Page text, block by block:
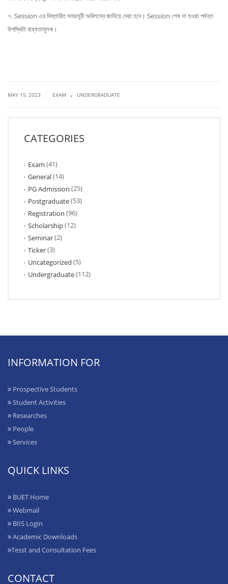
৭. Session এর বিস্তারিত সময়সূচী অবিলম্বে জানিয়ে দেয়া হবে। Session শেষ না হওয়া পর্যন্ত
উপস্থিতি বাধ্যতামূলক।
MAY 15, 2023 EXAM . UNDERGRADUATE
CATEGORIES
Exam (41)
General(14)
PG Admission (25)
Postgraduate(53)
Registration (96)
Scholarship(12)
Seminar(2)
Ticker(3)
Uncategorized (5)
Undergraduate(112)
INFORMATION FOR
Prospective Students
Student Activities
Researches
People
Services
QUICK LINKS
BUET Home
Webmail
BIIS Login
Academic Downloads
Tesst and Consultation Fees
CONTACT